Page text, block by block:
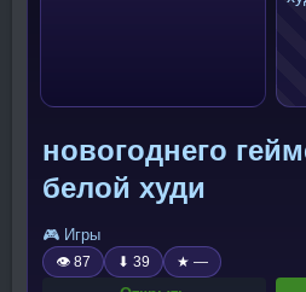
новогоднего
белой худи
🎮 Игры
👁 87 ⬇ 39 ★ —